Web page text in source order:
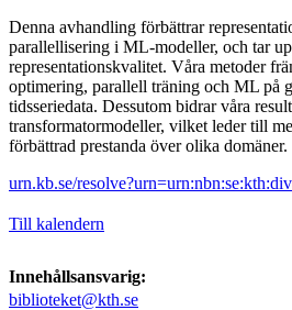
Denna avhandling förbättrar
parallellisering i ML-modeller, och tar
representationskvalitet. Våra metoder
optimering, parallell träning och ML på
tidsseriedata. Dessutom bidrar våra
transformatormodeller, vilket leder till
förbättrad prestanda över olika domäner.
urn.kb.se/
Till kalendern
Innehållsansvarig:
biblioteket@kth.se